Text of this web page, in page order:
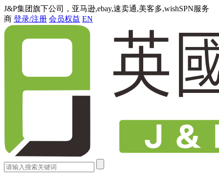
J&P集团旗下公司，亚马逊,ebay,速卖通,美客多,wishSPN服务
商 登录/注册 会员权益 EN